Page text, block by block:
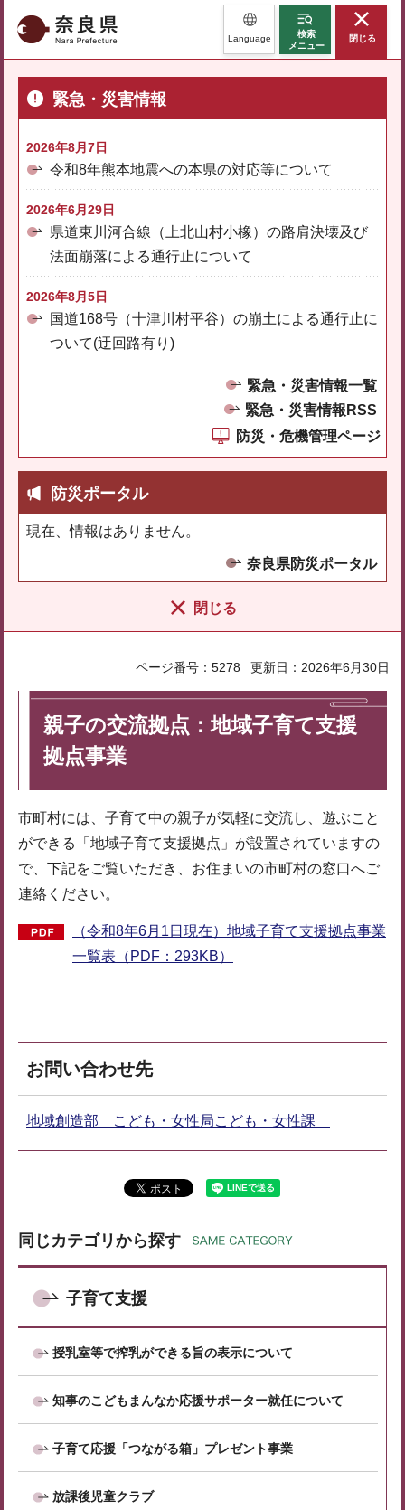
奈良県 Language
検索
メニュー
閉じる
緊急・災害情報
2026年8月7日
令和8年熊本地震への本県の対応等について
2026年6月29日
県道東川河合線（上北山村小橡）の路肩決壊及び
法面崩落による通行止について
2026年8月5日
国道168号（十津川村平谷）の崩土による通行止に
ついて(迂回路有り)
緊急・災害情報一覧
緊急・災害情報RSS
防災・危機管理ページ
防災ポータル
現在、情報はありません。
奈良県防災ポータル
閉じる
ページ番号：5278 更新日：2026年6月30日
親子の交流拠点：地域子育て支援
拠点事業
市町村には、子育て中の親子が気軽に交流し、遊ぶこと
ができる「地域子育て支援拠点」が設置されていますの
で、下記をご覧いただき、お住まいの市町村の窓口へご
連絡ください。
（令和8年6月1日現在）地域子育て支援拠点事業
一覧表（PDF：293KB）
お問い合わせ先
地域創造部 こども・女性局こども・女性課
同じカテゴリから探す
子育て支援
授乳室等で搾乳ができる旨の表示について
知事のこどもまんなか応援サポーター就任について
子育て応援「つながる箱」プレゼント事業
放課後児童クラブ